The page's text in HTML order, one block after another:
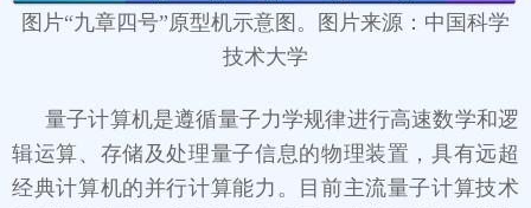
图片“九章四号”原型机示意图。图片来源：中国科学
技术大学
量子计算机是遵循量子力学规律进行高速数学和逻
辑运算、存储及处理量子信息的物理装置，具有远超
经典计算机的并行计算能力。目前主流量子计算技术